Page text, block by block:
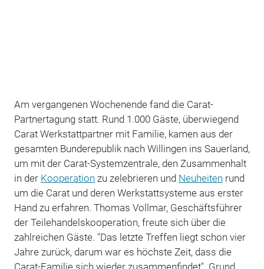
Am vergangenen Wochenende fand die Carat-
Partnertagung statt. Rund 1.000 Gäste, überwiegend
Carat Werkstattpartner mit Familie, kamen aus der
gesamten Bunderepublik nach Willingen ins Sauerland,
um mit der Carat-Systemzentrale, den Zusammenhalt
in der Kooperation zu zelebrieren und Neuheiten rund
um die Carat und deren Werkstattsysteme aus erster
Hand zu erfahren. Thomas Vollmar, Geschäftsführer
der Teilehandelskooperation, freute sich über die
zahlreichen Gäste. "Das letzte Treffen liegt schon vier
Jahre zurück, darum war es höchste Zeit, dass die
Carat-Familie sich wieder zusammenfindet". Grund